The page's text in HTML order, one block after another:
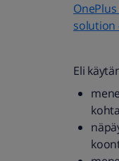
solution
Eli